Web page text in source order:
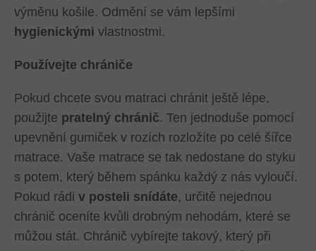
výměnu košile. Odmění se vám lepšími
hygienickými vlastnostmi.
Používejte chrániče
Pokud chcete svou matraci chránit ještě lépe,
použijte pratelný chránič. Ten jednoduše pomocí
upevnění gumiček v rozích rozložíte po celé šířce
matrace. Vaše matrace se tak nedostane do styku
s potem, který během spánku každý z nás vyloučí.
Pokud rádi v posteli snídáte, určitě nejednou
chránič oceníte kvůli drobným nehodám, které se
můžou stát. Chránič vybírejte takový, který při